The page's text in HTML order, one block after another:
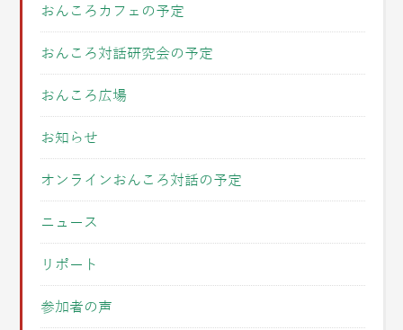
おんころカフェの予定
おんころ対話研究会の予定
おんころ広場
お知らせ
オンラインおんころ対話の予定
ニュース
リポート
参加者の声